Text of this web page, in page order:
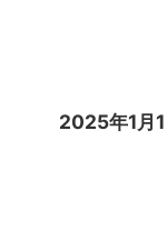
2025年1月1